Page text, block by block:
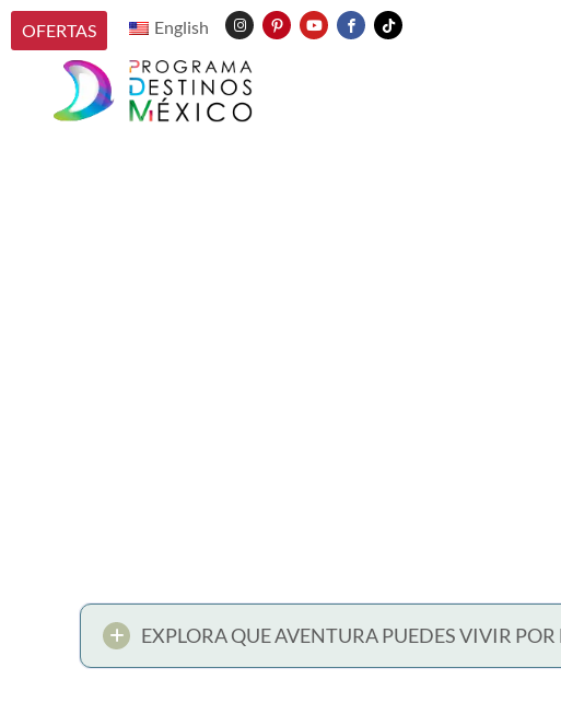
OFERTAS English
EXPLORA QUE AVENTURA PUEDES VIVIR